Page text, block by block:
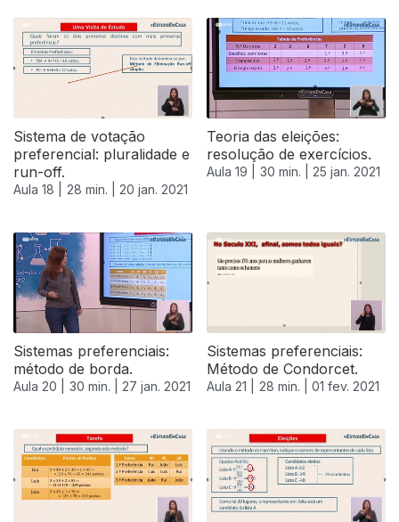
Sistema de votação
preferencial: pluralidade e
run-off.
Aula 18 | 28 min. | 20 jan. 2021
Teoria das eleições:
resolução de exercícios.
Aula 19 | 30 min. | 25 jan. 2021
Sistemas preferenciais:
método de borda.
Aula 20 | 30 min. | 27 jan. 2021
Sistemas preferenciais:
Método de Condorcet.
Aula 21 | 28 min. | 01 fev. 2021